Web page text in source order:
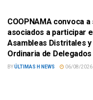
COOPNAMA convoca a
asociados a participar
Asambleas Distritales y
Ordinaria de Delegados
BYÚLTIMAS H NEWS 06/08/2026